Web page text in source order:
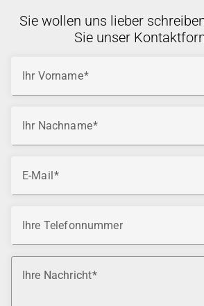
Sie wollen uns lieber
Sie unser
Ihr Vorname
Ihr Nachname
E-Mail
Ihre Telefonnummer
Ihre Nachricht